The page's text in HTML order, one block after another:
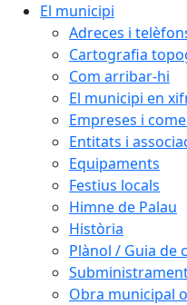
El municipi
Adreces i
Cartografia
Com arribar-hi
El municipi en
Empreses i
Entitats i
Equipaments
Festius locals
Himne de Palau
Història
Plànol / Guia de
Obra municipal